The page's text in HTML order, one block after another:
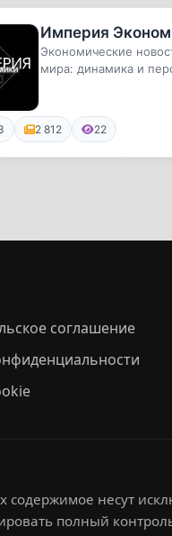
Империя
Экономические
мира: динамика и
2 812 22
соглашение
несут
полный